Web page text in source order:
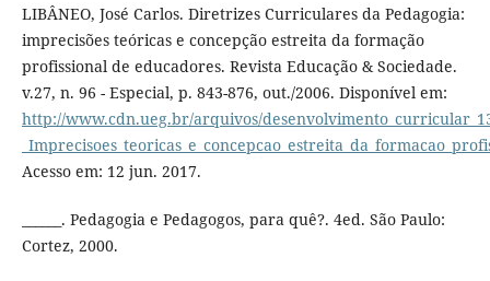
LIBÂNEO, José Carlos. Diretrizes Curriculares da Pedagogia:
imprecisões teóricas e concepção estreita da formação
profissional de educadores. Revista Educação & Sociedade.
v.27, n. 96 - Especial, p. 843-876, out./2006. Disponível em:
http://www.cdn.ueg.br/arquivos/
Acesso em: 12 jun. 2017.
______. Pedagogia e Pedagogos, para quê?. 4ed. São Paulo:
Cortez, 2000.